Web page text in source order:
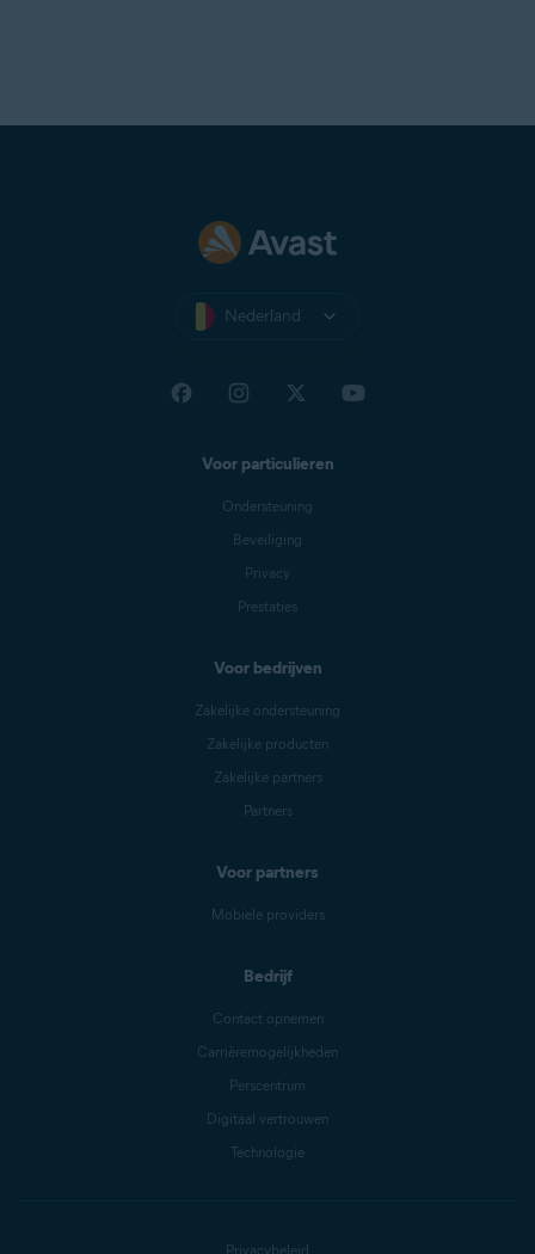
Nederland
Voor particulieren
Ondersteuning
Beveiliging
Privacy
Prestaties
Voor bedrijven
Zakelijke ondersteuning
Zakelijke producten
Zakelijke partners
Partners
Voor partners
Mobiele providers
Bedrijf
Contact opnemen
Carrièremogelijkheden
Perscentrum
Digitaal vertrouwen
Technologie
Privacybeleid